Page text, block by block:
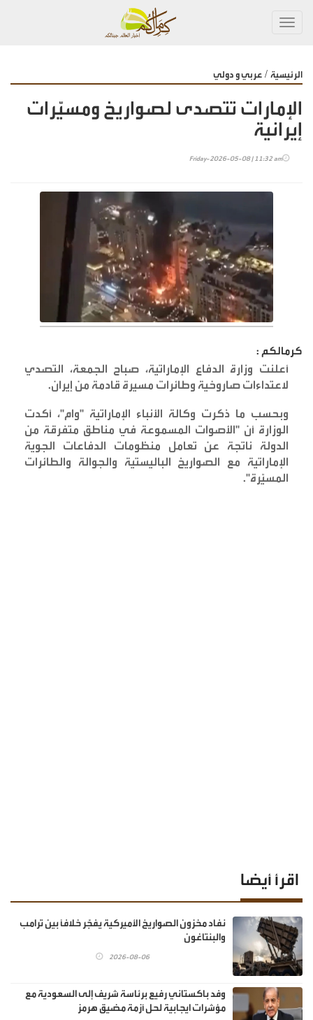
الرئيسية / عربي و دولي
الإمارات تتصدى لصواريخ ومسيّرات
إيرانية
Friday-2026-05-08 | 11:32 am
كرمالكم :
أعلنت وزارة الدفاع الإماراتية، صباح الجمعة، التصدي
لاعتداءات صاروخية وطائرات مسيرة قادمة من إيران.
وبحسب ما ذكرت وكالة الأنباء الإماراتية "وام"، أكدت
الوزارة أن "الأصوات المسموعة في مناطق متفرقة من
الدولة ناتجة عن تعامل منظومات الدفاعات الجوية
الإماراتية مع الصواريخ الباليستية والجوالة والطائرات
المسيّرة".
اقرأ أيضا
نفاد مخزون الصواريخ الأميركية يفجّر خلافًا بين ترامب
والبنتاغون
2026-08-06
وفد باكستاني رفيع برئاسة شريف إلى السعودية مع
مؤشرات ايجابية لحل أزمة مضيق هرمز